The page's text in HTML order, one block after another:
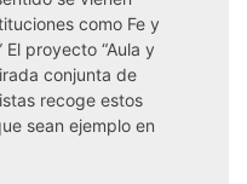
como Fe y
El proyecto “Aula y
conjunta de
recoge estos
sean ejemplo en